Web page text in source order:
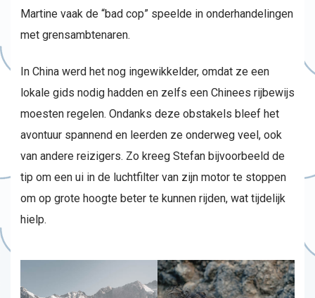
Martine vaak de “bad cop” speelde in onderhandelingen
met grensambtenaren.
In China werd het nog ingewikkelder, omdat ze een
lokale gids nodig hadden en zelfs een Chinees rijbewijs
moesten regelen. Ondanks deze obstakels bleef het
avontuur spannend en leerden ze onderweg veel, ook
van andere reizigers. Zo kreeg Stefan bijvoorbeeld de
tip om een ui in de luchtfilter van zijn motor te stoppen
om op grote hoogte beter te kunnen rijden, wat tijdelijk
hielp.